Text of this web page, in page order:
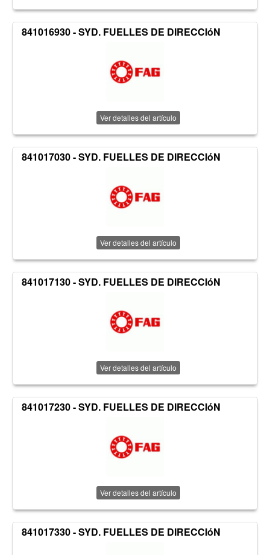
841016930 - SYD. FUELLES DE DIRECCIóN
Ver detalles del artículo
841017030 - SYD. FUELLES DE DIRECCIóN
Ver detalles del artículo
841017130 - SYD. FUELLES DE DIRECCIóN
Ver detalles del artículo
841017230 - SYD. FUELLES DE DIRECCIóN
Ver detalles del artículo
841017330 - SYD. FUELLES DE DIRECCIóN